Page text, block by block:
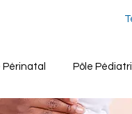
Périnatal Pôle